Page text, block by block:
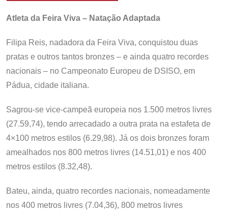
Atleta da Feira Viva – Natação Adaptada
Filipa Reis, nadadora da Feira Viva, conquistou duas
pratas e outros tantos bronzes – e ainda quatro recordes
nacionais – no Campeonato Europeu de DSISO, em
Pádua, cidade italiana.
Sagrou-se vice-campeã europeia nos 1.500 metros livres
(27.59,74), tendo arrecadado a outra prata na estafeta de
4×100 metros estilos (6.29,98). Já os dois bronzes foram
amealhados nos 800 metros livres (14.51,01) e nos 400
metros estilos (8.32,48).
Bateu, ainda, quatro recordes nacionais, nomeadamente
nos 400 metros livres (7.04,36), 800 metros livres